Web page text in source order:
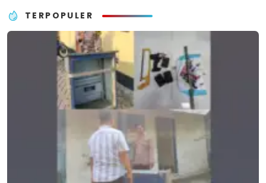
TERPOPULER